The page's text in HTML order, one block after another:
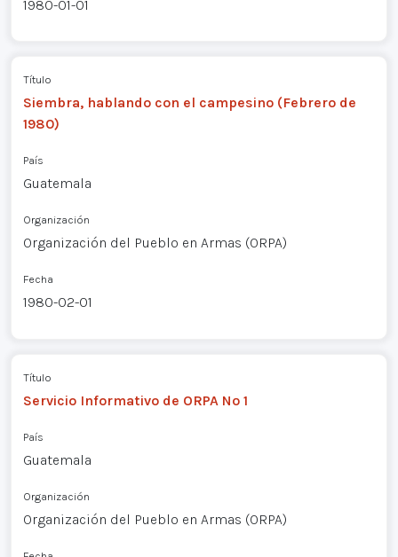
1980-01-01
Título
Siembra, hablando con el campesino (Febrero de
1980)
País
Guatemala
Organización
Organización del Pueblo en Armas (ORPA)
Fecha
1980-02-01
Título
Servicio Informativo de ORPA Nº 1
País
Guatemala
Organización
Organización del Pueblo en Armas (ORPA)